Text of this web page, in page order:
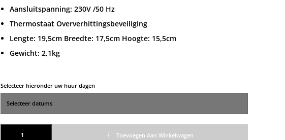
Aansluitspanning: 230V /50 Hz
Thermostaat Oververhittingsbeveiliging
Lengte: 19,5cm Breedte: 17,5cm Hoogte: 15,5cm
Gewicht: 2,1kg
Selecteer hieronder uw huur dagen
Toevoegen Aan Winkelwagen